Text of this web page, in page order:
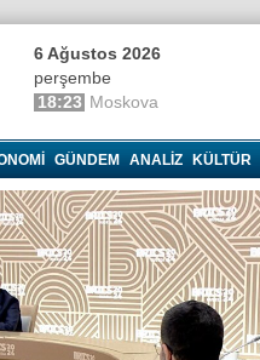
6 Ağustos 2026
perşembe
18:23 Moskova
GÜNDEM ANALIZ KÜLTÜR